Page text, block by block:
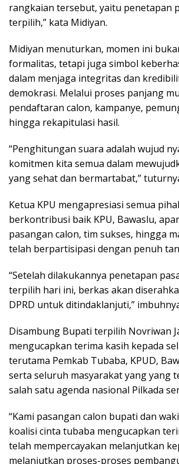
rangkaian tersebut, yaitu penetapan
terpilih,” kata Midiyan.
Midiyan menuturkan, momen ini
formalitas, tetapi juga simbol
dalam menjaga integritas dan
demokrasi. Melalui proses panjang
pendaftaran calon, kampanye,
hingga rekapitulasi hasil.
“Penghitungan suara adalah wujud
komitmen kita semua dalam
yang sehat dan bermartabat,”
Ketua KPU mengapresiasi semua
berkontribusi baik KPU, Bawaslu,
pasangan calon, tim sukses, hingga
telah berpartisipasi dengan penuh
“Setelah dilakukannya penetapan
terpilih hari ini, berkas akan
DPRD untuk ditindaklanjuti,”
Disambung Bupati terpilih Novriwan
mengucapkan terima kasih kepada
terutama Pemkab Tubaba, KPUD,
serta seluruh masyarakat yang yang
salah satu agenda nasional Pilkada
“Kami pasangan calon bupati dan
koalisi cinta tubaba mengucapkan
telah mempercayakan melanjutkan
melanjutkan proses-proses